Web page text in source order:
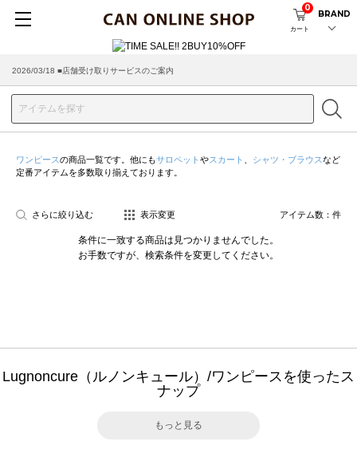
カート
0
BRAND
2026/03/18 ■店舗受け取りサービスのご案内
ワンピースの商品一覧です。他にもサロペット やスカート シャツ・ブラウスなど
定番アイテムを多数取り揃えております。
さらに絞り込む 表示変更 アイテム数： 件
条件に一致する商品は見つかりませんでした。
お手数ですが、検索条件を変更してください。
Lugnoncure（ルノンキュール）/ワンピースを使ったス
ナップ
もっと見る